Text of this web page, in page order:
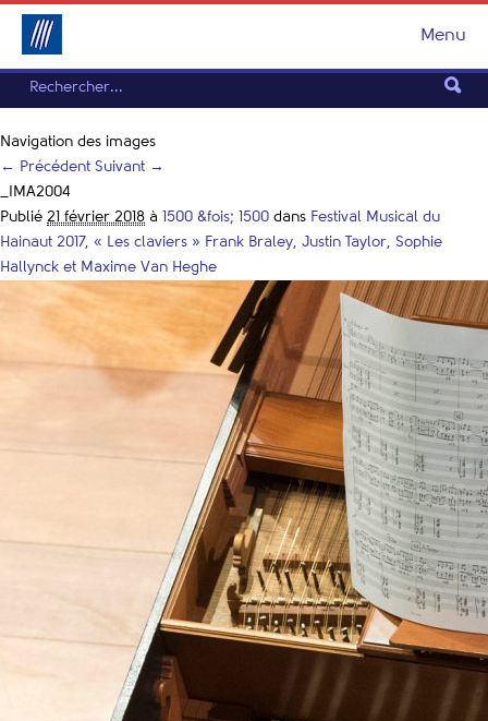
Menu
Navigation des images
← Précédent Suivant →
_IMA2004
Publié 21 février 2018 à 1500 &fois; 1500 dans Festival Musical du
Hainaut 2017, « Les claviers » Frank Braley, Justin Taylor, Sophie
Hallynck et Maxime Van Heghe